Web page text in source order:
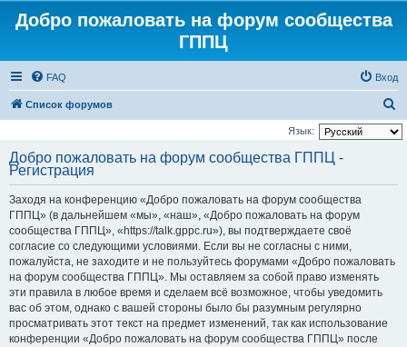
Добро пожаловать на форум сообщества
ГППЦ
FAQ Вход
Список форумов
о
Язык:
Добро пожаловать на форум сообщества ГППЦ -
Регистрация
Заходя на конференцию «Добро пожаловать на форум сообщества
ГППЦ» (в дальнейшем «мы», «наш», «Добро пожаловать на форум
сообщества ГППЦ», «https://talk.gppc.ru»), вы подтверждаете своё
согласие со следующими условиями. Если вы не согласны с ними,
пожалуйста, не заходите и не пользуйтесь форумами «Добро пожаловать
на форум сообщества ГППЦ». Мы оставляем за собой право изменять
эти правила в любое время и сделаем всё возможное, чтобы уведомить
вас об этом, однако с вашей стороны было бы разумным регулярно
просматривать этот текст на предмет изменений, так как использование
конференции «Добро пожаловать на форум сообщества ГППЦ» после